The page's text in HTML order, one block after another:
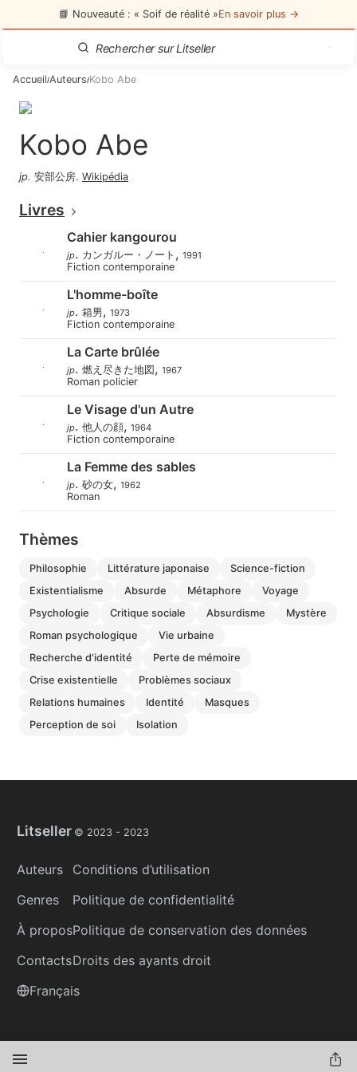
📘 Nouveauté : « Soif de réalité »En savoir plus →
Accueil/Auteurs/Kobo Abe
Kobo Abe
jp. 安部公房. Wikipédia
Livres
Cahier kangourou
jp. カンガルー・ノート , 1991
Fiction contemporaine
L'homme-boîte
jp. 箱男 , 1973
Fiction contemporaine
La Carte brûlée
jp. 燃え尽きた地図 , 1967
Roman policier
Le Visage d'un Autre
jp. 他人の顔, 1964
Fiction contemporaine
La Femme des sables
jp. 砂の女, 1962
Roman
Thèmes
philosophie littérature japonaise
science-fiction
existentialisme
absurde métaphore
voyage
psychologie
critique sociale absurdisme
mystère
roman psychologique
vie urbaine
recherche d'identité
perte de mémoire
crise existentielle
problèmes sociaux
relations humaines
identité
masques
perception de soi
isolation
Litseller © 2023 - 2023
Auteurs
Genres
À propos
Contacts
Conditions d’utilisation
Politique de confidentialité
Politique de conservation des données
Droits des ayants droit
Français